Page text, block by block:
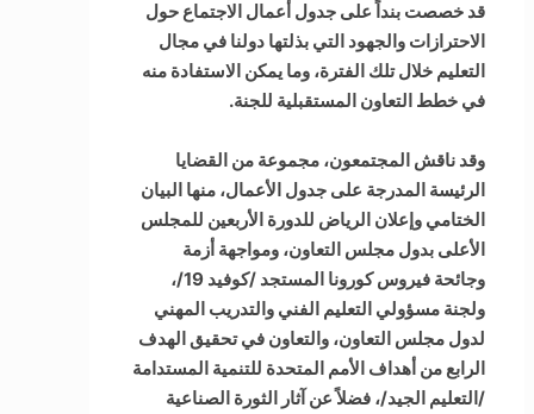
قد خصصت بنداً على جدول أعمال الاجتماع حول
الاحترازات والجهود التي بذلتها دولنا في مجال
التعليم خلال تلك الفترة، وما يمكن الاستفادة منه
في خطط التعاون المستقبلية للجنة.
وقد ناقش المجتمعون، مجموعة من القضايا
الرئيسة المدرجة على جدول الأعمال، منها البيان
الختامي وإعلان الرياض للدورة الأربعين للمجلس
الأعلى بدول مجلس التعاون، ومواجهة أزمة
وجائحة فيروس كورونا المستجد /كوفيد 19/،
ولجنة مسؤولي التعليم الفني والتدريب المهني
لدول مجلس التعاون، والتعاون في تحقيق الهدف
الرابع من أهداف الأمم المتحدة للتنمية المستدامة
/التعليم الجيد/، فضلاً عن آثار الثورة الصناعية